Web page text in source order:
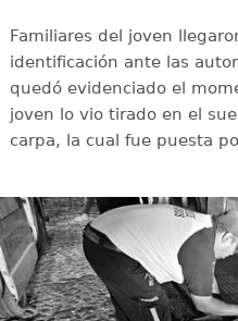
Familiares del joven
identificación ante las
quedó evidenciado el
joven lo vio tirado en el
carpa, la cual fue puesta